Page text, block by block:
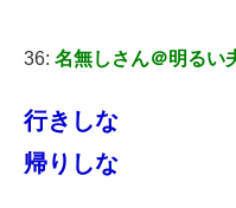
36: 名無しさん＠明るい
行きしな
帰りしな